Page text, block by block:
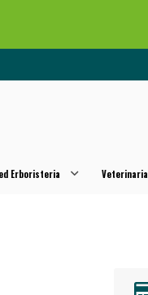
Erboristeria Veterinaria
OGGI!